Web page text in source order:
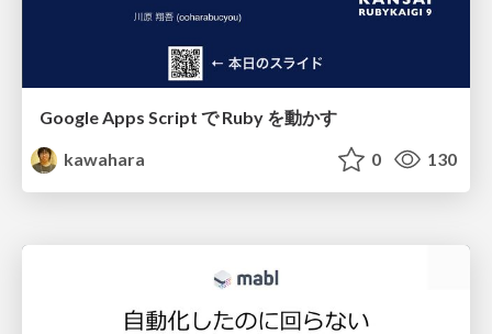
Google Apps Script で Ruby を動かす
kawahara
0 130